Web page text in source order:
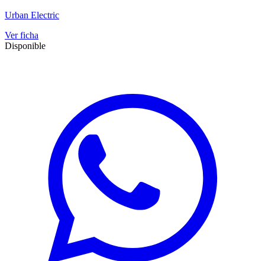
Urban Electric
Ver ficha
Disponible